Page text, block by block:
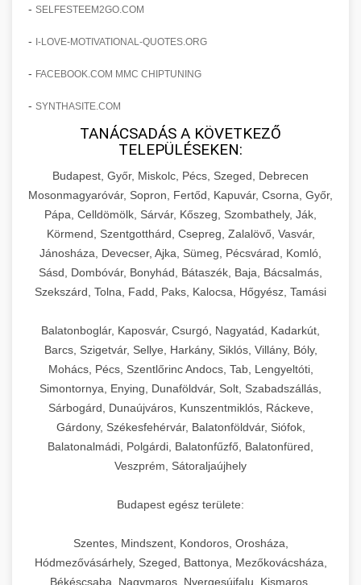
amelyek valós eredményeket hoznak.
szonyegtisztito.net
marketing stratégiai tervrajz
útjáról, bemutatva az utat a küzdő praxistól a
virágzó vállalkozásig 150%-os növekedéssel.
klinika átalakulási történet
Érdeklődés 150%-os Fokozása
Technikák és módszerek a páciensek
érdeklődésének és elkötelezettségének drámai
növeléséhez. Egy 150%-os fellendülési
esettanulmány gyakorlati betekintésekkel.
weboldal-keszites.co
elkötelezettség erősítési módszerek
🎮 19. AI Google Ads és Meta
Kampány Kezelés
Fejlett AI-alapú Google Ads és Meta hirdetési
kampánykezelés. Optimalizálja hirdetési
költségvetését gépi tanulással és
automatizálással.
aikampany.hu AI hirdetési automatizálás
🍞 20. Ipari Dagasztógép +
Professzionális ipari dagasztógépek és
tésztakeverő gépek pékségek és kereskedelmi
konyhák számára. Masszív konstrukció
megbízható teljesítményhez.
chef-iparikonyhagepek.hu
kereskedelmi tésztakeverő
🔪 21. Ipari Szeletelőgép +
Ipari hús- és sajtszeletelő gépek professzionális
élelmiszer-előkészítéshez. Precíziós vágás
állítható vastagság beállítással.
chef-iparikonyhagepek.hu
professzionális élelmiszer szeletelő
📦 22. Vákuumozó Gép +
Kereskedelmi vákuumcsomagoló berendezések
élelmiszerek tartósításához. Hosszabbítsa a
szavatossági időt és tartsa meg a termék
frissességét.
🎁 23. Vákuumfóliázó Gép +
Ipari vákuumfóliázó gépek professzionális
Hatékony lezárási és tartósítási megoldások.
chef-iparikonyhagepek.hu
kereskedelmi csomagoló gép
professzionális konyhák számára. Nagy
kapacitású sütő- és főzőberendezés precíz
❄️ 25. Ipari Hűtőszekrény +
- SELFESTEEM2GO.COM
- I-LOVE-MOTIVATIONAL-QUOTES.ORG
- FACEBOOK.COM MMC CHIPTUNING
- SYNTHASITE.COM
TANÁCSADÁS A KÖVETKEZŐ
TELEPÜLÉSEKEN:
Budapest, Győr, Miskolc, Pécs, Szeged, Debrecen
Mosonmagyaróvár, Sopron, Fertőd, Kapuvár, Csorna, Győr,
Pápa, Celldömölk, Sárvár, Kőszeg, Szombathely, Ják,
Körmend, Szentgotthárd, Csepreg, Zalalövő, Vasvár,
Jánosháza, Devecser, Ajka, Sümeg, Pécsvárad, Komló,
Sásd, Dombóvár, Bonyhád, Bátaszék, Baja, Bácsalmás,
Szekszárd, Tolna, Fadd, Paks, Kalocsa, Hőgyész, Tamási
Balatonboglár, Kaposvár, Csurgó, Nagyatád, Kadarkút,
Barcs, Szigetvár, Sellye, Harkány, Siklós, Villány, Bóly,
Mohács, Pécs, Szentlőrinc Andocs, Tab, Lengyeltóti,
Simontornya, Enying, Dunaföldvár, Solt, Szabadszállás,
Sárbogárd, Dunaújváros, Kunszentmiklós, Ráckeve,
Gárdony, Székesfehérvár, Balatonföldvár, Siófok,
Balatonalmádi, Polgárdi, Balatonfűzfő, Balatonfüred,
Veszprém, Sátoraljaújhely
Budapest egész területe:
Szentes, Mindszent, Kondoros, Orosháza,
Hódmezővásárhely, Szeged, Battonya, Mezőkovácsháza,
Békéscsaba, Nagymaros, Nyergesújfalu, Kismaros,